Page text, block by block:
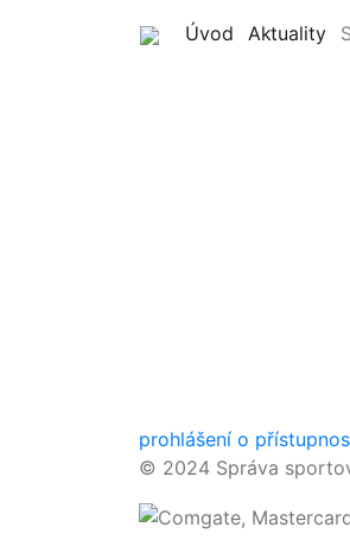
Úvod(current)
Aktuality
prohlášení o
© 2024 Správa